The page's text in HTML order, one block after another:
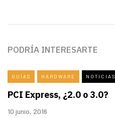
PODRÍA INTERESARTE
GUÍAS HARDWARE NOTICIAS
PCI Express, ¿2.0 o 3.0?
10 junio, 2016